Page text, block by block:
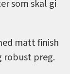
som skal gi
matt finish
robust preg.